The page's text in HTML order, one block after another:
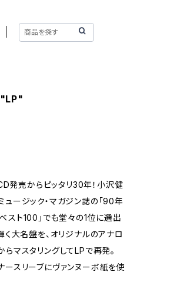
発売からピッタリ30年！小沢健
ュージック・マガジン誌の「90年
スト100」でも堂々の1位に選出
大名盤を、オリジナルのアナロ
らマスタリングしてLPで再発。
ースリーブにヴァンヌーボ紙を使